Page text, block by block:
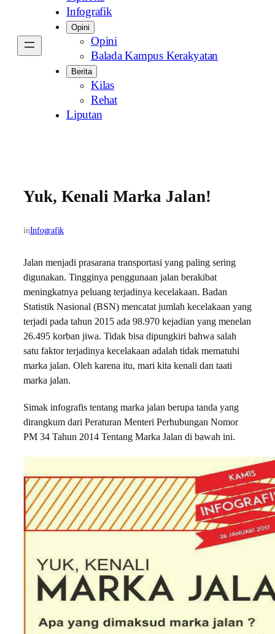
Infografik
Opini
Opini
Balada Kampus Kerakyatan
Berita
Kilas
Rehat
Liputan
Yuk, Kenali Marka Jalan!
inInfografik
Jalan menjadi prasarana transportasi yang paling sering
digunakan. Tingginya penggunaan jalan berakibat
meningkatnya peluang terjadinya kecelakaan. Badan
Statistik Nasional (BSN) mencatat jumlah kecelakaan yang
terjadi pada tahun 2015 ada 98.970 kejadian yang menelan
26.495 korban jiwa. Tidak bisa dipungkiri bahwa salah
satu faktor terjadinya kecelakaan adalah tidak mematuhi
marka jalan. Oleh karena itu, mari kita kenali dan taati
marka jalan.
Simak infografis tentang marka jalan berupa tanda yang
dirangkum dari Peraturan Menteri Perhubungan Nomor
PM 34 Tahun 2014 Tentang Marka Jalan di bawah ini.